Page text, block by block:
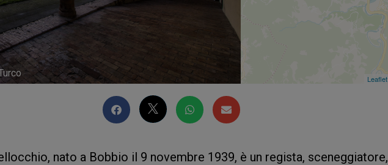
Leaflet
nato a Bobbio il 9 novembre 1939, è un regista, sceneggiatore,